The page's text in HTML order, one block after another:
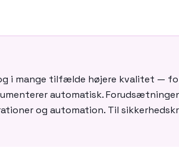
i mange tilfælde højere kvalitet —
automatisk.
og automation. Til